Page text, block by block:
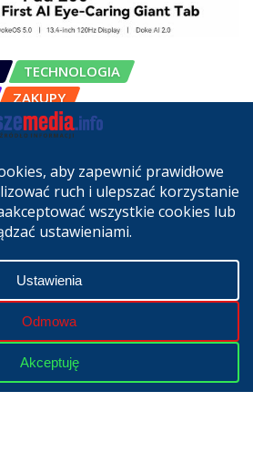
TECHNOLOGIA
ZAKUPY
alternatywą dla